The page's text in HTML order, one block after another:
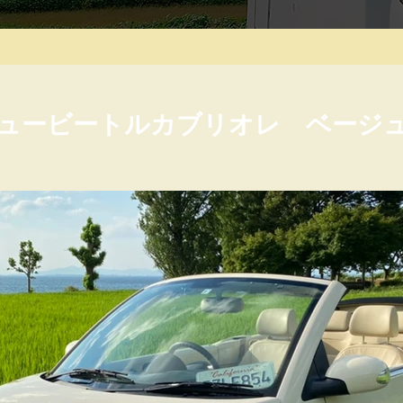
ービートルカブリオレ ベー